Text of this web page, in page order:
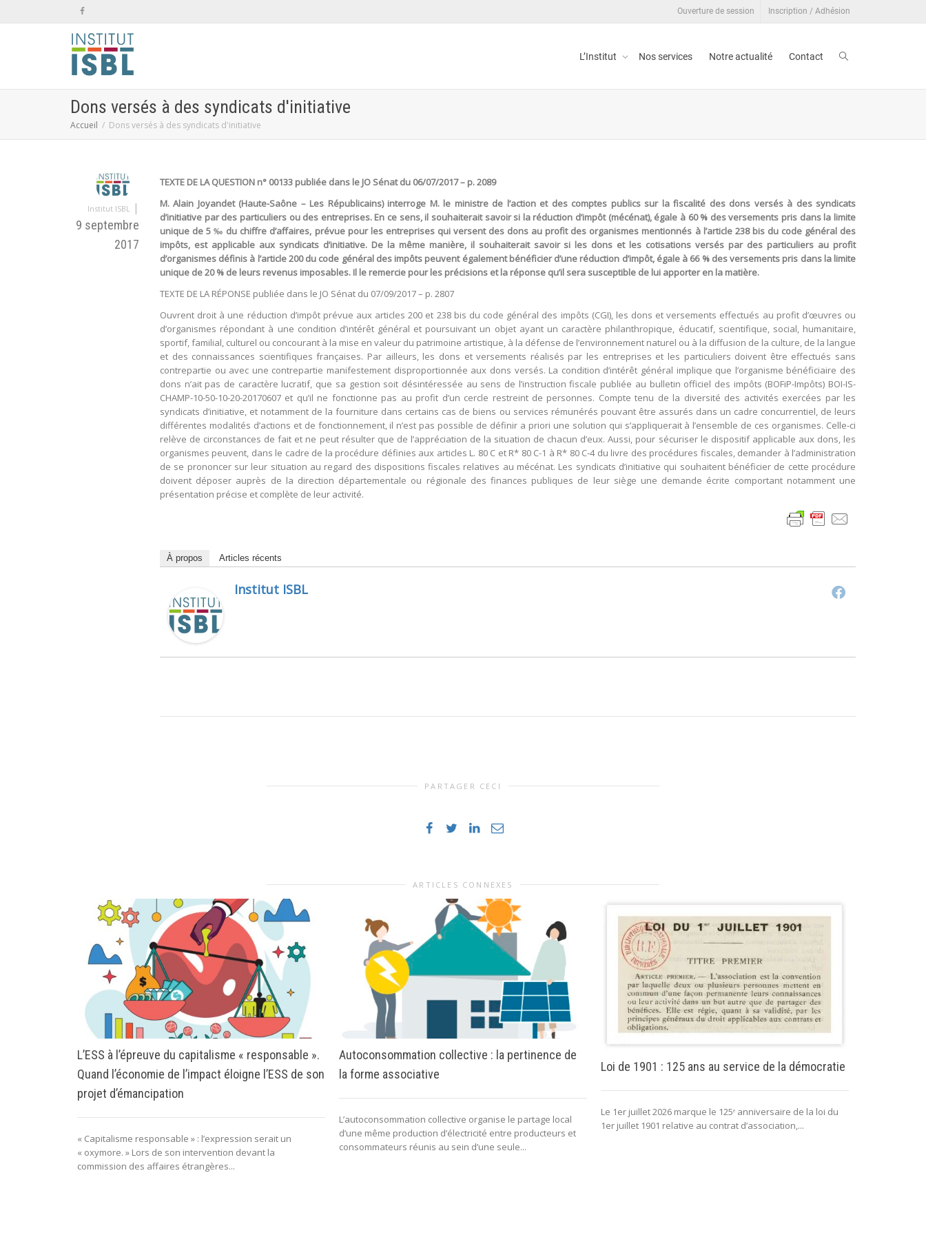
Ouverture de session Inscription / Adhésion
L’Institut Nos services Notre actualité Contact
Dons versés à des syndicats d'initiative
Accueil Dons versés à des syndicats d'initiative
Institut ISBL |
9 septembre
2017
TEXTE DE LA QUESTION n° 00133 publiée dans le JO Sénat du 06/07/2017 – p. 2089
M. Alain Joyandet (Haute-Saône – Les Républicains) interroge M. le ministre de l’action et des comptes publics sur la fiscalité des dons versés à des syndicats
d’initiative par des particuliers ou des entreprises. En ce sens, il souhaiterait savoir si la réduction d’impôt (mécénat), égale à 60 % des versements pris dans la limite
unique de 5 ‰ du chiffre d’affaires, prévue pour les entreprises qui versent des dons au profit des organismes mentionnés à l’article 238 bis du code général des
impôts, est applicable aux syndicats d’initiative. De la même manière, il souhaiterait savoir si les dons et les cotisations versés par des particuliers au profit
d’organismes définis à l’article 200 du code général des impôts peuvent également bénéficier d’une réduction d’impôt, égale à 66 % des versements pris dans la limite
unique de 20 % de leurs revenus imposables. Il le remercie pour les précisions et la réponse qu’il sera susceptible de lui apporter en la matière.
TEXTE DE LA RÉPONSE publiée dans le JO Sénat du 07/09/2017 – p. 2807
Ouvrent droit à une réduction d’impôt prévue aux articles 200 et 238 bis du code général des impôts (CGI), les dons et versements effectués au profit d’œuvres ou
d’organismes répondant à une condition d’intérêt général et poursuivant un objet ayant un caractère philanthropique, éducatif, scientifique, social, humanitaire,
sportif, familial, culturel ou concourant à la mise en valeur du patrimoine artistique, à la défense de l’environnement naturel ou à la diffusion de la culture, de la langue
et des connaissances scientifiques françaises. Par ailleurs, les dons et versements réalisés par les entreprises et les particuliers doivent être effectués sans
contrepartie ou avec une contrepartie manifestement disproportionnée aux dons versés. La condition d’intérêt général implique que l’organisme bénéficiaire des
dons n’ait pas de caractère lucratif, que sa gestion soit désintéressée au sens de l’instruction fiscale publiée au bulletin officiel des impôts (BOFiP-Impôts) BOI-IS-
CHAMP-10-50-10-20-20170607 et qu’il ne fonctionne pas au profit d’un cercle restreint de personnes. Compte tenu de la diversité des activités exercées par les
syndicats d’initiative, et notamment de la fourniture dans certains cas de biens ou services rémunérés pouvant être assurés dans un cadre concurrentiel, de leurs
différentes modalités d’actions et de fonctionnement, il n’est pas possible de définir a priori une solution qui s’appliquerait à l’ensemble de ces organismes. Celle-ci
relève de circonstances de fait et ne peut résulter que de l’appréciation de la situation de chacun d’eux. Aussi, pour sécuriser le dispositif applicable aux dons, les
organismes peuvent, dans le cadre de la procédure définies aux articles L. 80 C et R* 80 C-1 à R* 80 C-4 du livre des procédures fiscales, demander à l’administration
de se prononcer sur leur situation au regard des dispositions fiscales relatives au mécénat. Les syndicats d’initiative qui souhaitent bénéficier de cette procédure
doivent déposer auprès de la direction départementale ou régionale des finances publiques de leur siège une demande écrite comportant notamment une
présentation précise et complète de leur activité.
À propos Articles récents
Institut ISBL
PARTAGER CECI
ARTICLES CONNEXES
L’ESS à l’épreuve du capitalisme « responsable ».
Quand l’économie de l’impact éloigne l’ESS de son
projet d’émancipation
« Capitalisme responsable » : l’expression serait un
« oxymore. » Lors de son intervention devant la
commission des affaires étrangères...
Autoconsommation collective : la pertinence de
la forme associative
L’autoconsommation collective organise le partage local
d’une même production d’électricité entre producteurs et
consommateurs réunis au sein d’une seule...
Loi de 1901 : 125 ans au service de la démocratie
Le 1er juillet 2026 marque le 125ᵉ anniversaire de la loi du
1er juillet 1901 relative au contrat d’association,...